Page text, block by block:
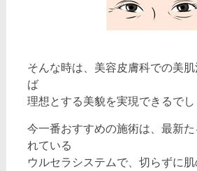
そんな時は、美容皮膚科での美
ば
理想とする美貌を実現できるでし
今一番おすすめの施術は、最新
れている
ウルセラシステムで、切らずに